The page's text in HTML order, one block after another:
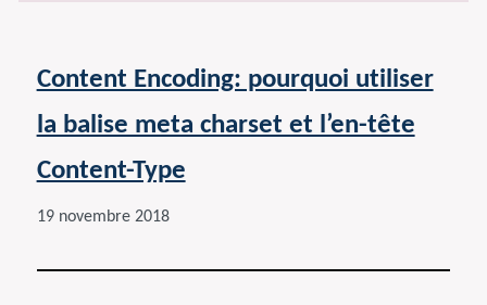
Content Encoding: pourquoi utiliser
la balise meta charset et l’en-tête
Content-Type
19 novembre 2018